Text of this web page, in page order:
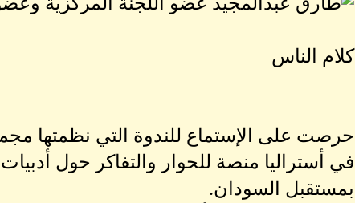
كلام الناس
حرصت على الإستماع للندوة التي نظمتها
في أستراليا منصة للحوار والتفاكر حول
بمستقبل السودان.